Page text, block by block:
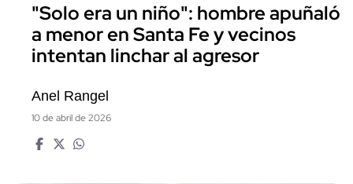
"Solo era un niño": hombre apuñaló
a menor en Santa Fe y vecinos
intentan linchar al agresor
Anel Rangel
10 de abril de 2026